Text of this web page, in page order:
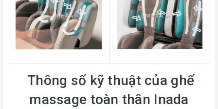
Thông số kỹ thuật của ghế
massage toàn thân Inada